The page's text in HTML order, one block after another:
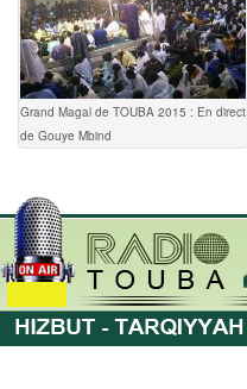
Grand Magal de TOUBA 2015 : En direct
de Gouye Mbind